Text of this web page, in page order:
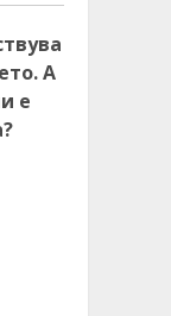
А
е